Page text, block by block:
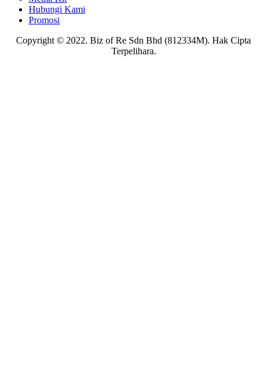
Hubungi Kami
Promosi
Copyright © 2022. Biz of Re Sdn Bhd (812334M). Hak Cipta
Terpelihara.